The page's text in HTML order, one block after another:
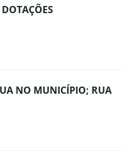
NO MUNICÍPIO; RUA